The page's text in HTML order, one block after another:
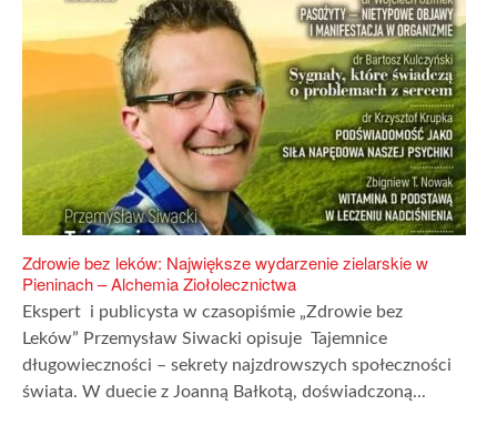
Zdrowie bez leków: Największe wydarzenie zielarskie w
Pieninach – Alchemia Ziołolecznictwa
Ekspert i publicysta w czasopiśmie „Zdrowie bez
Leków” Przemysław Siwacki opisuje Tajemnice
długowieczności – sekrety najzdrowszych społeczności
świata. W duecie z Joanną Bałkotą, doświadczoną...